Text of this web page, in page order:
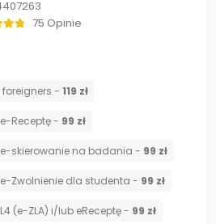
75 Opinie
- 119 zł
Receptę - 99 zł
skierowanie na badania - 99 zł
Zwolnienie dla studenta - 99 zł
(e-ZLA) i/lub eReceptę - 99 zł